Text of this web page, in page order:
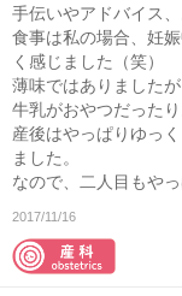
手伝いやアドバイス
食事は私の場合、妊
く感じました（笑）
薄味ではありました
牛乳がおやつだったり
産後はやっぱりゆっ
ました。
なので、二人目もや
2017/11/16